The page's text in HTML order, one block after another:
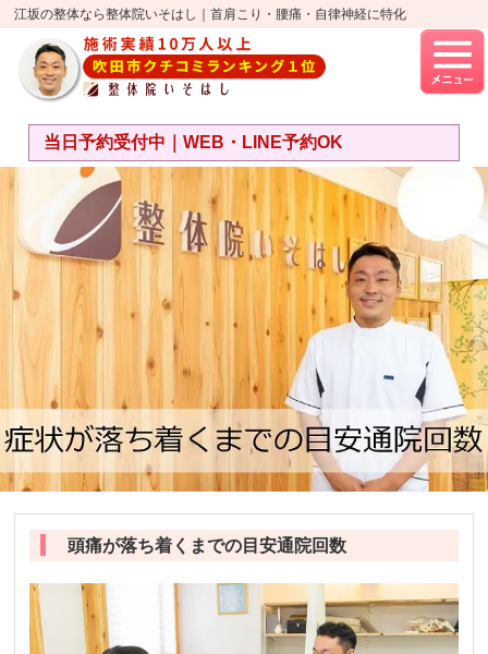
江坂の整体なら整体院いそはし｜首肩こり・腰痛・自律神経に特化
当日予約受付中｜WEB・LINE予約OK
頭痛が落ち着くまでの目安通院回数